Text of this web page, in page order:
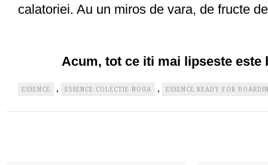
calatoriei. Au un miros de vara, de fructe
Acum, tot ce iti mai lipseste este
ESSENCE , ESSENCE COLECTIE NOUA , ESSENCE READY FOR